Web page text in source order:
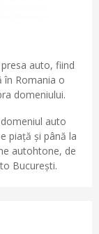
auto, fiind
în Romania o
domeniului.
auto
piață și până la
autohtone, de
București.